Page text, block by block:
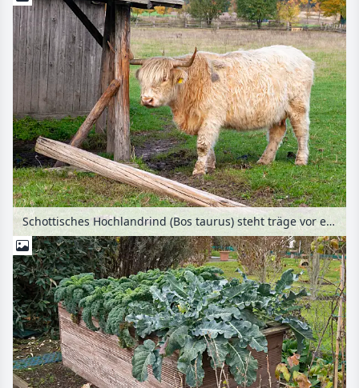
Schottisches Hochlandrind (Bos taurus) steht träge vor einer Holzhütte auf der Weide